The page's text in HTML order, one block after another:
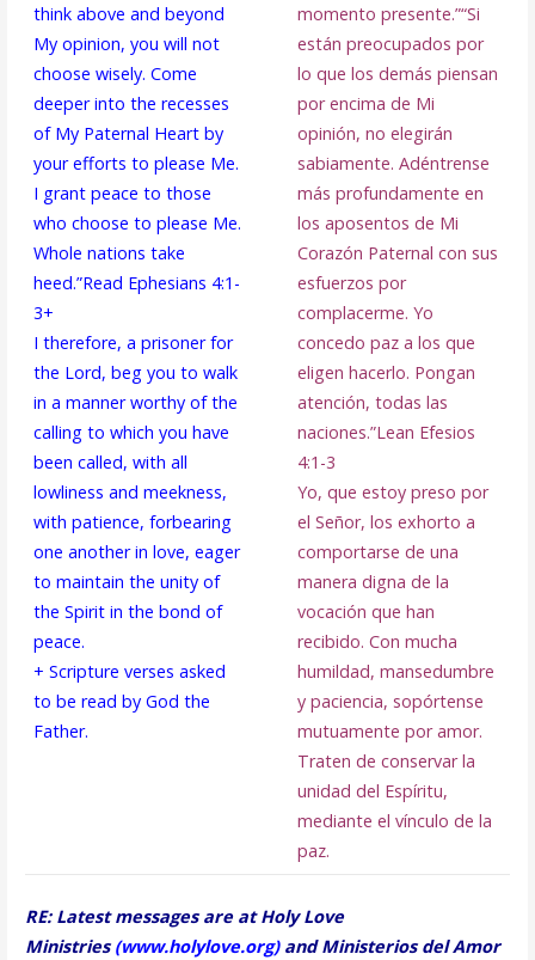
think above and beyond
My opinion, you will not
choose wisely. Come
deeper into the recesses
of My Paternal Heart by
your efforts to please Me.
I grant peace to those
who choose to please Me.
Whole nations take
heed.”Read Ephesians 4:1-
3+
I therefore, a prisoner for
the Lord, beg you to walk
in a manner worthy of the
calling to which you have
been called, with all
lowliness and meekness,
with patience, forbearing
one another in love, eager
to maintain the unity of
the Spirit in the bond of
peace.
+ Scripture verses asked
to be read by God the
Father.
momento presente.”“Si
están preocupados por
lo que los demás piensan
por encima de Mi
opinión, no elegirán
sabiamente. Adéntrense
más profundamente en
los aposentos de Mi
Corazón Paternal con sus
esfuerzos por
complacerme. Yo
concedo paz a los que
eligen hacerlo. Pongan
atención, todas las
naciones.”Lean Efesios
4:1-3
Yo, que estoy preso por
el Señor, los exhorto a
comportarse de una
manera digna de la
vocación que han
recibido. Con mucha
humildad, mansedumbre
y paciencia, sopórtense
mutuamente por amor.
Traten de conservar la
unidad del Espíritu,
mediante el vínculo de la
paz.
RE: Latest messages are at Holy Love
Ministries(www.holylove.org)and Ministerios del Amor